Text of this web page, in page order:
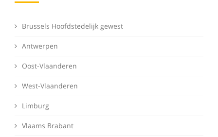
Brussels Hoofdstedelijk gewest
Antwerpen
Oost-Vlaanderen
West-Vlaanderen
Limburg
Vlaams Brabant